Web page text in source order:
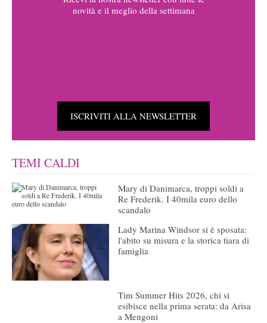
novità e il meglio della settimana
ISCRIVITI ALLA NEWSLETTER
TEMI CALDI
Mary di Danimarca, troppi soldi a
Re Frederik. I 40mila euro dello
scandalo
Lady Marina Windsor si è sposata:
l'abito su misura e la storica tiara di
famiglia
Tim Summer Hits 2026, chi si
esibisce nella prima serata: da Arisa
a Mengoni